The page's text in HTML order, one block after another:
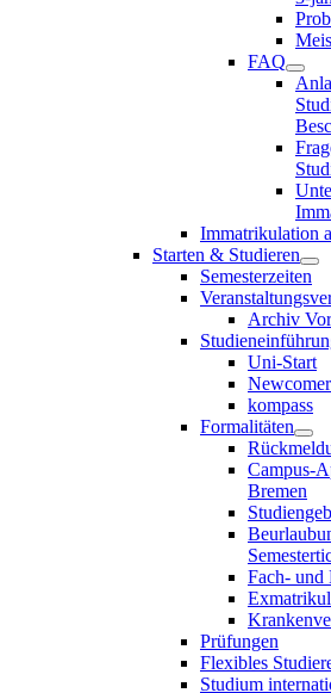
FAQ
Immatrikulation
Starten & Studieren
Semesterzeiten
Archiv
Uni-Start
kompass
Formalitäten
Campus-
Bremen
Fach- und
Prüfungen
Flexibles
Studium